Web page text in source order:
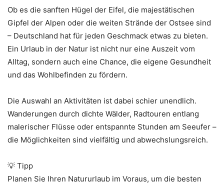
Ob es die sanften Hügel der Eifel, die majestätischen
Gipfel der Alpen oder die weiten Strände der Ostsee sind
– Deutschland hat für jeden Geschmack etwas zu bieten.
Ein Urlaub in der Natur ist nicht nur eine Auszeit vom
Alltag, sondern auch eine Chance, die eigene Gesundheit
und das Wohlbefinden zu fördern.
Die Auswahl an Aktivitäten ist dabei schier unendlich.
Wanderungen durch dichte Wälder, Radtouren entlang
malerischer Flüsse oder entspannte Stunden am Seeufer –
die Möglichkeiten sind vielfältig und abwechslungsreich.
💡 Tipp
Planen Sie Ihren Natururlaub im Voraus, um die besten